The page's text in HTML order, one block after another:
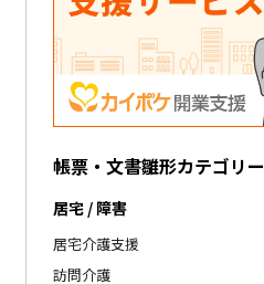
帳票・文書雛形カテゴリー
居宅 / 障害
居宅介護支援
訪問介護